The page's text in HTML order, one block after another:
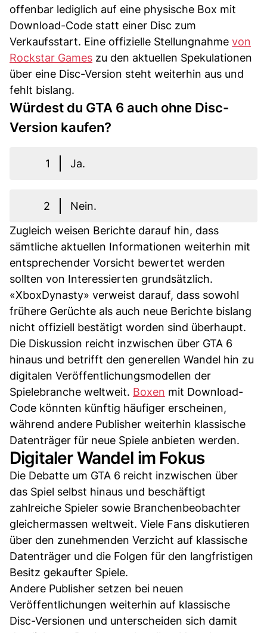
offenbar lediglich auf eine physische Box mit
Download-Code statt einer Disc zum
Verkaufsstart. Eine offizielle Stellungnahme von
Rockstar Games zu den aktuellen Spekulationen
über eine Disc-Version steht weiterhin aus und
fehlt bislang.
Würdest du GTA 6 auch ohne Disc-
Version kaufen?
1 Ja.
2
Nein.
Zugleich weisen Berichte darauf hin, dass
sämtliche aktuellen Informationen weiterhin mit
entsprechender Vorsicht bewertet werden
sollten von Interessierten grundsätzlich.
«XboxDynasty» verweist darauf, dass sowohl
frühere Gerüchte als auch neue Berichte bislang
nicht offiziell bestätigt worden sind überhaupt.
Die Diskussion reicht inzwischen über GTA 6
hinaus und betrifft den generellen Wandel hin zu
digitalen Veröffentlichungsmodellen der
Spielebranche weltweit. Boxen mit Download-
Code könnten künftig häufiger erscheinen,
während andere Publisher weiterhin klassische
Datenträger für neue Spiele anbieten werden.
Digitaler Wandel im Fokus
Die Debatte um GTA 6 reicht inzwischen über
das Spiel selbst hinaus und beschäftigt
zahlreiche Spieler sowie Branchenbeobachter
gleichermassen weltweit. Viele Fans diskutieren
über den zunehmenden Verzicht auf klassische
Datenträger und die Folgen für den langfristigen
Besitz gekaufter Spiele.
Andere Publisher setzen bei neuen
Veröffentlichungen weiterhin auf klassische
Disc-Versionen und unterscheiden sich damit